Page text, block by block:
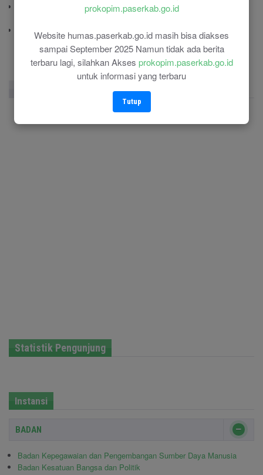
prokopim.paserkab.go.id
Website humas.paserkab.go.id masih bisa diakses
sampai September 2025 Namun tidak ada berita
terbaru lagi, silahkan Akses prokopim.paserkab.go.id
untuk informasi yang terbaru
Tutup
RSU Panglima Sebaya
(0543) 21118
Twitter Instagram
Statistik Pengunjung
Instansi
BADAN
Badan Kepegawaian dan Pengembangan Sumber Daya Manusia
Badan Kesatuan Bangsa dan Politik